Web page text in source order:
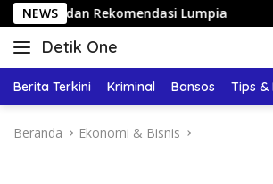
Langsung
ke
konten
NEWS Lumpia Panduan
Detik One
Tajam
Fakta
Berita Terkini Kriminal Bansos Tips &
Beranda Ekonomi & Bisnis